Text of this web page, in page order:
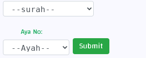
Aya No:
Submit